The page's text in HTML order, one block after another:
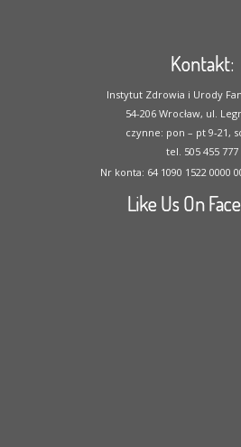
Kontakt:
Instytut Zdrowia i Urody
54-206 Wrocław, ul.
czynne: pon – pt 9-21,
tel. 505 455 777
Nr konta: 64 1090 1522 0000
Like Us On